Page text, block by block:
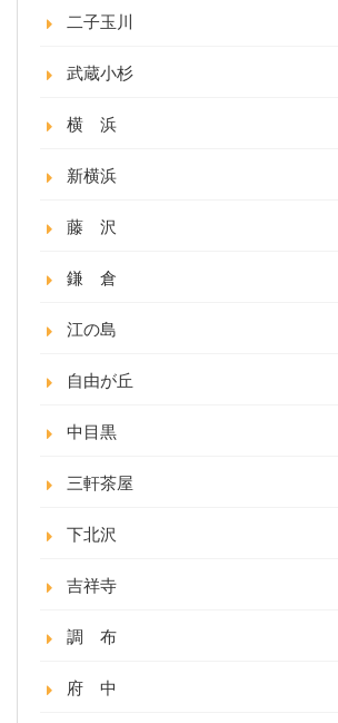
二子玉川
武蔵小杉
横 浜
新横浜
藤 沢
鎌 倉
江の島
自由が丘
中目黒
三軒茶屋
下北沢
吉祥寺
調 布
府 中